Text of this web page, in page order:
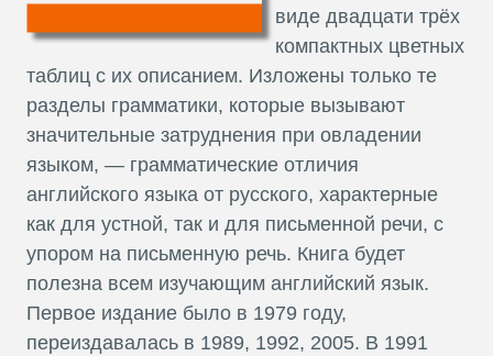
виде двадцати трёх
компактных цветных
таблиц с их описанием. Изложены только те
разделы грамматики, которые вызывают
значительные затруднения при овладении
языком, — грамматические отличия
английского языка от русского, характерные
как для устной, так и для письменной речи, с
упором на письменную речь. Книга будет
полезна всем изучающим английский язык.
Первое издание было в 1979 году,
переиздавалась в 1989, 1992, 2005. В 1991